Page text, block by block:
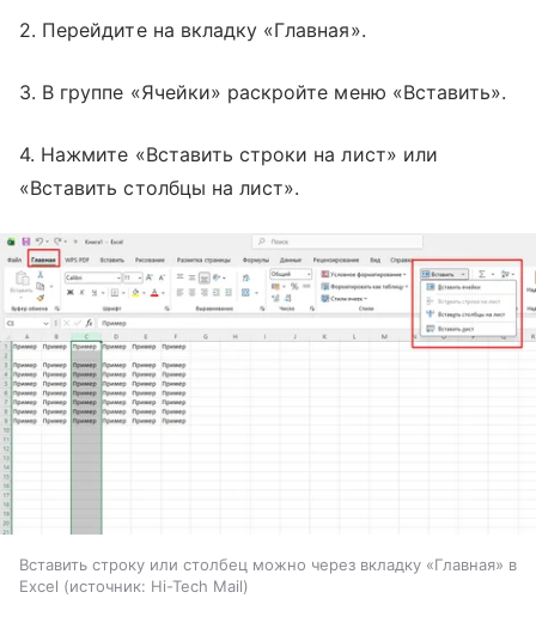
2. Перейдите на вкладку «Главная».
3. В группе «Ячейки» раскройте меню «Вставить».
4. Нажмите «Вставить строки на лист» или
«Вставить столбцы на лист».
Вставить строку или столбец можно через вкладку «Главная» в
Excel
источник: Hi-Tech Mail